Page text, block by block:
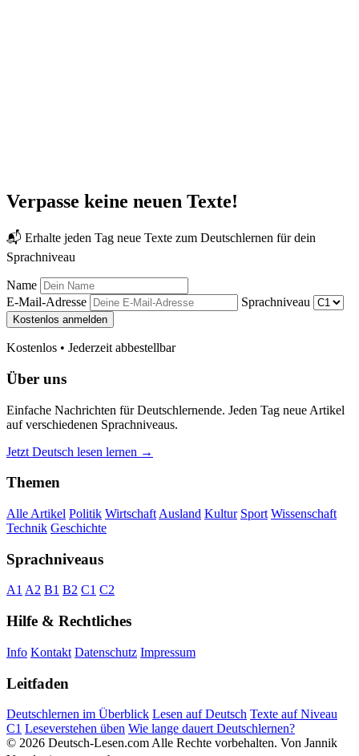
Verpasse keine neuen Texte!
📬 Erhalte jeden Tag neue Texte zum Deutschlernen für dein
Sprachniveau
Name
E-Mail-Adresse
Sprachniveau
Kostenlos anmelden
Kostenlos • Jederzeit abbestellbar
Über uns
Einfache Nachrichten für Deutschlernende. Jeden Tag neue Artikel
auf verschiedenen Sprachniveaus.
Jetzt Deutsch lesen lernen →
Themen
Alle Artikel Politik Wirtschaft Ausland Kultur Sport Wissenschaft
Technik Geschichte
Sprachniveaus
A1 A2 B1 B2 C1 C2
Hilfe & Rechtliches
Info Kontakt Datenschutz Impressum
Leitfaden
Deutschlernen im Überblick Lesen auf Deutsch Texte auf Niveau
C1 Leseverstehen üben Wie lange dauert Deutschlernen?
© 2026 Deutsch-Lesen.com Alle Rechte vorbehalten. Von Jannik